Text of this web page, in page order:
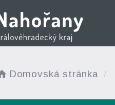
Domovská stránka